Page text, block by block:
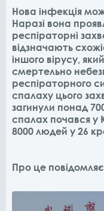
Нова інфекція
Наразі вона
респіраторні
відзначають
іншого вірусу,
смертельно
респіраторного
спалаху цього
загинули понад
спалах почався у
8000 людей у ​​26
Про це